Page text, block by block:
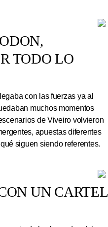
TODO LO
con las fuerzas ya al
muchos momentos
de Viveiro volvieron
apuestas diferentes
siguen siendo referentes.
UN CARTEL